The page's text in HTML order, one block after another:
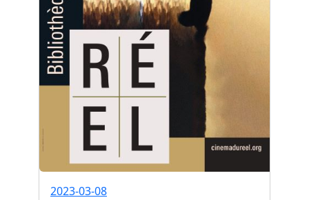
2023-03-08